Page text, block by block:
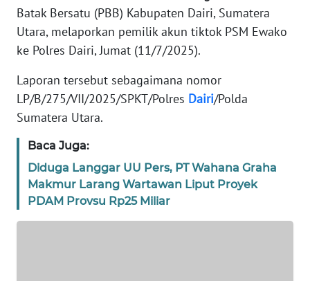
Batak Bersatu (PBB) Kabupaten Dairi, Sumatera
Utara, melaporkan pemilik akun tiktok PSM Ewako
ke Polres Dairi, Jumat (11/7/2025).
Laporan tersebut sebagaimana nomor
LP/B/275/VII/2025/SPKT/Polres Dairi/Polda
Sumatera Utara.
Baca Juga:
Diduga Langgar UU Pers, PT Wahana Graha
Makmur Larang Wartawan Liput Proyek
PDAM Provsu Rp25 Miliar
PEDOMAN
MEDIA
REDAKSI
KARIR
DISCLAIMER
Wahana
News